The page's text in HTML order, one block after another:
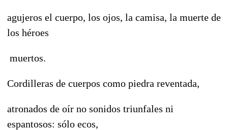
agujeros el cuerpo, los ojos, la camisa, la muerte de
los héroes
muertos.
Cordilleras de cuerpos como piedra reventada,
atronados de oír no sonidos triunfales ni
espantosos: sólo ecos,